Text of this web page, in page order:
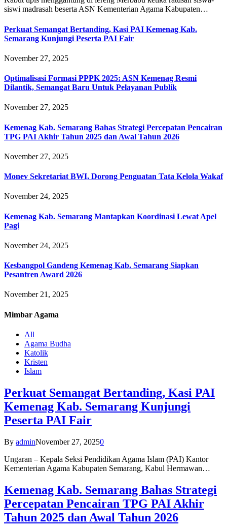
siswi madrasah beserta ASN Kementerian Agama Kabupaten…
Perkuat Semangat Bertanding, Kasi PAI Kemenag Kab.
Semarang Kunjungi Peserta PAI Fair
November 27, 2025
Optimalisasi Formasi PPPK 2025: ASN Kemenag Resmi
Dilantik, Semangat Baru Untuk Pelayanan Publik
November 27, 2025
Kemenag Kab. Semarang Bahas Strategi Percepatan Pencairan
TPG PAI Akhir Tahun 2025 dan Awal Tahun 2026
November 27, 2025
Monev Sekretariat BWI, Dorong Penguatan Tata Kelola Wakaf
November 24, 2025
Kemenag Kab. Semarang Mantapkan Koordinasi Lewat Apel
Pagi
November 24, 2025
Kesbangpol Gandeng Kemenag Kab. Semarang Siapkan
Pesantren Award 2026
November 21, 2025
Mimbar Agama
All
Agama Budha
Katolik
Kristen
Islam
Perkuat Semangat Bertanding, Kasi PAI
Kemenag Kab. Semarang Kunjungi
Peserta PAI Fair
By adminNovember 27, 20250
Ungaran – Kepala Seksi Pendidikan Agama Islam (PAI) Kantor
Kementerian Agama Kabupaten Semarang, Kabul Hermawan…
Kemenag Kab. Semarang Bahas Strategi
Percepatan Pencairan TPG PAI Akhir
Tahun 2025 dan Awal Tahun 2026